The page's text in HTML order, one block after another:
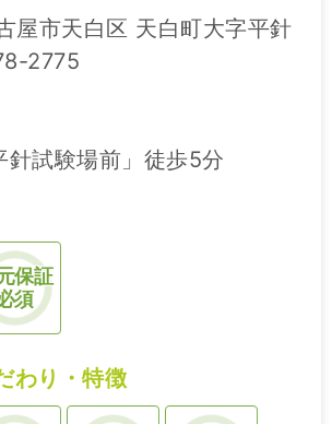
屋市天白区 天白町大字平針
2775
針試験場前」徒歩5分
保証
須
わり・特徴